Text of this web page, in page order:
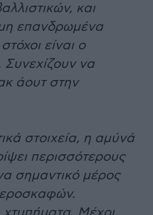
και
επανδρωμένα
είναι ο
Συνεχίζουν να
άουτ στην
στοιχεία, η αμύνά
περισσότερους
σημαντικό μέρος